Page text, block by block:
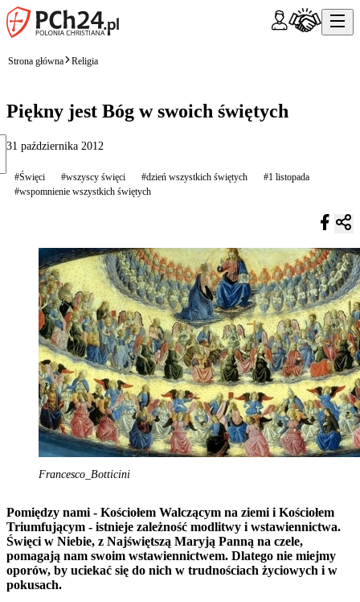
Strona główna Religia
Piękny jest Bóg w swoich świętych
31 października 2012
#Święci #wszyscy święci #dzień wszystkich świętych
#1 listopada
#wspomnienie wszystkich świętych
Francesco_Botticini
Pomiędzy nami - Kościołem Walczącym na ziemi i Kościołem
Triumfującym - istnieje zależność modlitwy i wstawiennictwa.
Święci w Niebie, z Najświętszą Maryją Panną na czele,
pomagają nam swoim wstawiennictwem. Dlatego nie miejmy
oporów, by uciekać się do nich w trudnościach życiowych i w
pokusach.